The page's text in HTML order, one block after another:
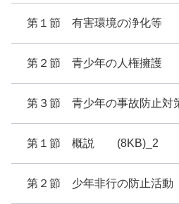
第１節 有害環境の浄化等
第２節 青少年の人権擁護
第３節 青少年の事故防止
第１節 概説 (8KB)_2
第２節 少年非行の防止活